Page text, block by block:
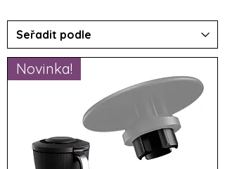
Novinka!